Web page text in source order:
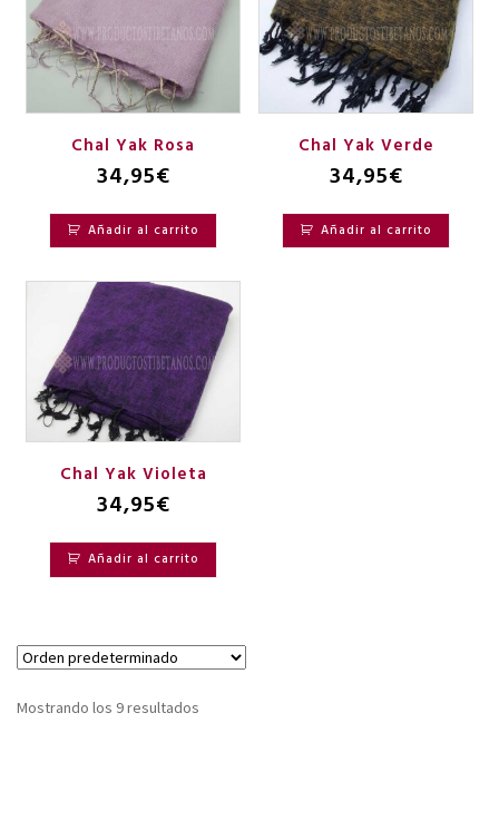
Chal Yak Rosa
34,95€
Añadir al carrito
Chal Yak Verde
34,95€
Añadir al carrito
Chal Yak Violeta
34,95€
Añadir al carrito
Mostrando los 9 resultados